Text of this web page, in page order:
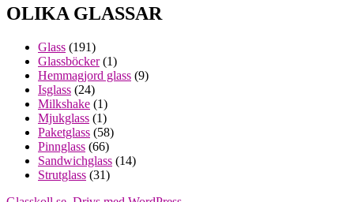
OLIKA GLASSAR
Glass (191)
Glassböcker(1)
Hemmagjord glass (9)
Isglass (24)
Milkshake (1)
Mjukglass (1)
Paketglass (58)
Pinnglass (66)
Sandwichglass (14)
Strutglass (31)